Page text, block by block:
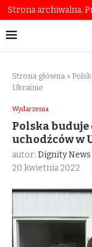
Strona archiwalna.
Strona główna »
Ukrainie
Wydarzenia
Polska buduje
uchodźców w
autor: Dignity News
20 kwietnia 2022